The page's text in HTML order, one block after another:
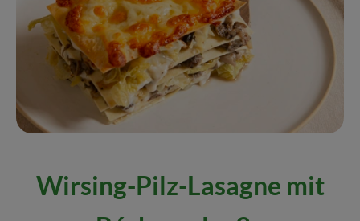
Naturkost
Wein
Getränke
Kosmetik & Drogerie
Wir empfehlen
Wirsing-Pilz-Lasagne mit